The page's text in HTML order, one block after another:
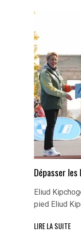
Dépasser
Eliud
pied Eliud
LIRE LA SUITE